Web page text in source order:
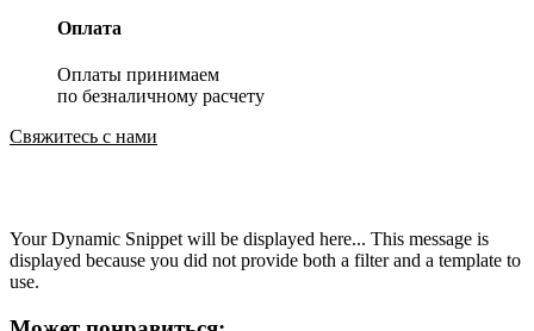
Оплата
Оплаты принимаем
по безналичному расчету
Свяжитесь с нами
Your Dynamic Snippet will be displayed here... This message is
displayed because you did not provide both a filter and a template to
use.